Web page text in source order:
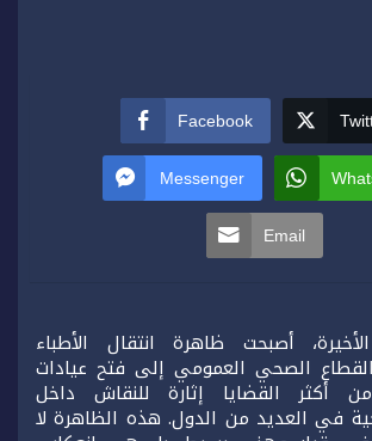
Facebook
Messenger
Email
أصبحت ظاهرة انتقال الأطباء
الصحي العمومي إلى فتح عيادات
أكثر القضايا إثارة للنقاش داخل
في العديد من الدول. هذه الظاهرة لا